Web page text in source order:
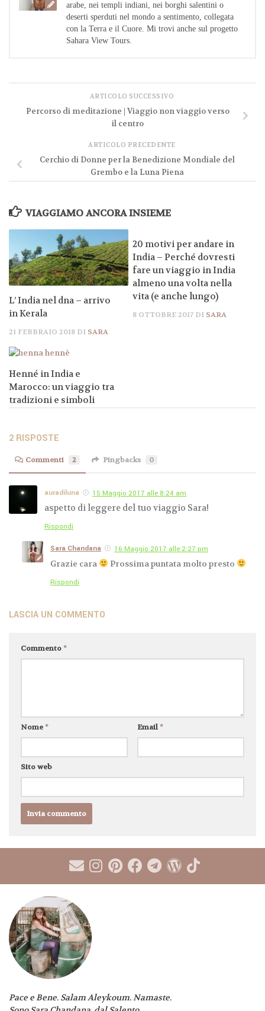
arabe, nei templi indiani, nei borghi salentini o
deserti sperduti nel mondo a sentimento, collegata
con la Terra e il Cuore. Mi trovi anche sul progetto
Sahara View Tours.
ARTICOLO SUCCESSIVO
Percorso di meditazione | Viaggio non viaggio verso
il centro
ARTICOLO PRECEDENTE
Cerchio di Donne per la Benedizione Mondiale del
Grembo e la Luna Piena
VIAGGIAMO ANCORA INSIEME
L’ India nel dna – arrivo
in Kerala
21 FEBBRAIO 2018 DI SARA
20 motivi per andare in
India – Perché dovresti
fare un viaggio in India
almeno una volta nella
vita (e anche lungo)
8 OTTOBRE 2017DI SARA
Henné in India e
Marocco: un viaggio tra
tradizioni e simboli
2 RISPOSTE
Commenti 2 Pingbacks 0
auradiluna 15 Maggio 2017 alle 8:24 am
aspetto di leggere del tuo viaggio Sara!
Rispondi
Sara Chandana 16 Maggio 2017 alle 2:27 pm
Grazie cara Prossima puntata molto presto
Rispondi
LASCIA UN COMMENTO
Commento*
Nome* Email*
Sito web
Pace e Bene. Salam Aleykoum. Namaste.